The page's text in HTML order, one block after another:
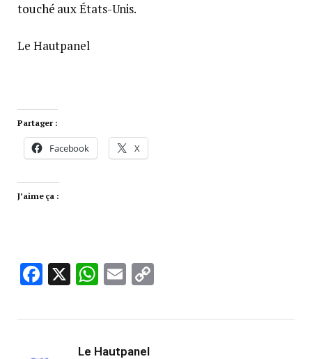
touché aux États-Unis.
Le Hautpanel
Partager :
Facebook X
J’aime ça :
Facebook
X WhatsApp
Email
Le Hautpanel